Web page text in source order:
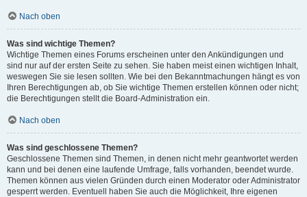
Nach oben
Was sind wichtige Themen?
Wichtige Themen eines Forums erscheinen unter den Ankündigungen und
sind nur auf der ersten Seite zu sehen. Sie haben meist einen wichtigen Inhalt,
weswegen Sie sie lesen sollten. Wie bei den Bekanntmachungen hängt es von
Ihren Berechtigungen ab, ob Sie wichtige Themen erstellen können oder nicht;
die Berechtigungen stellt die Board-Administration ein.
Nach oben
Was sind geschlossene Themen?
Geschlossene Themen sind Themen, in denen nicht mehr geantwortet werden
kann und bei denen eine laufende Umfrage, falls vorhanden, beendet wurde.
Themen können aus vielen Gründen durch einen Moderator oder Administrator
gesperrt werden. Eventuell haben Sie auch die Möglichkeit, Ihre eigenen